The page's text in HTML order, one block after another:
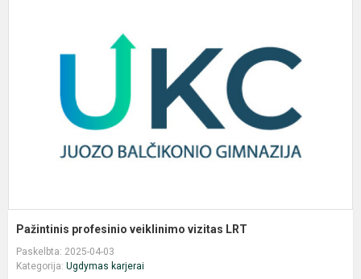
Pažintinis profesinio veiklinimo vizitas LRT
Paskelbta: 2025-04-03
Kategorija: Ugdymas karjerai